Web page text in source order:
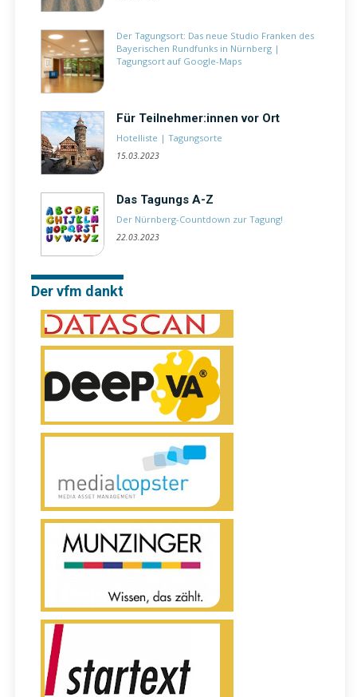
Der Tagungsort: Das neue Studio Franken des
Bayerischen Rundfunks in Nürnberg |
Tagungsort auf Google-Maps
Für Teilnehmer:innen vor Ort
Hotelliste | Tagungsorte
15.03.2023
Das Tagungs A-Z
Der Nürnberg-Countdown zur Tagung!
22.03.2023
Der vfm dankt